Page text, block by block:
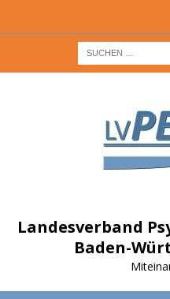
Landesverband
Baden-